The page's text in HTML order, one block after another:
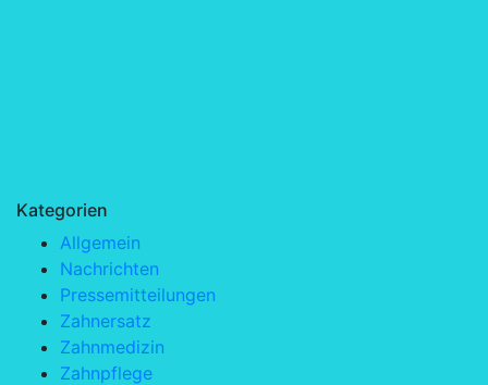
Kategorien
Allgemein
Nachrichten
Pressemitteilungen
Zahnersatz
Zahnmedizin
Zahnpflege